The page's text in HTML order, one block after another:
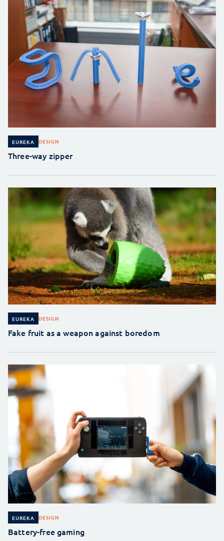
EUREKA DESIGN
Three-way zipper
EUREKA DESIGN
Fake fruit as a weapon against boredom
EUREKA DESIGN
Battery-free gaming